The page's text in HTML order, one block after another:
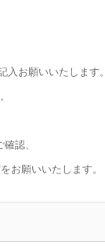
お願いいたします。
認、
お願いいたします。